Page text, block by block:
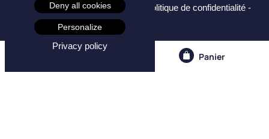
Panier
Mentions légales -CGU - CGV -
Politique de confidentialité -
Cookies -
Deny all cookies
Personalize
Privacy policy